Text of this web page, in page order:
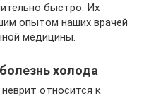
быстро. Их
опытом наших врачей
медицины.
холода
относится к